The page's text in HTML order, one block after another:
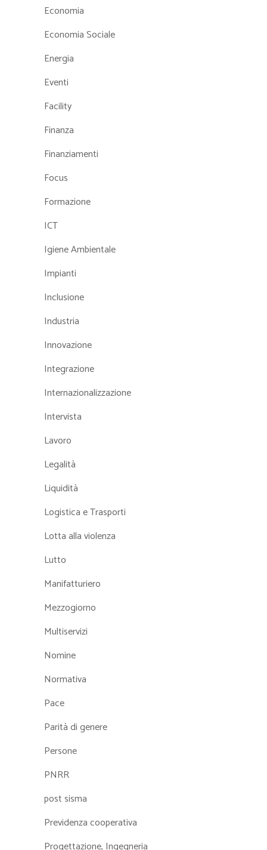
Economia
Economia Sociale
Energia
Eventi
Facility
Finanza
Finanziamenti
Focus
Formazione
ICT
Igiene Ambientale
Impianti
Inclusione
Industria
Innovazione
Integrazione
Internazionalizzazione
Intervista
Lavoro
Legalità
Liquidità
Logistica e Trasporti
Lotta alla violenza
Lutto
Manifatturiero
Mezzogiorno
Multiservizi
Nomine
Normativa
Pace
Parità di genere
Persone
PNRR
post sisma
Previdenza cooperativa
Progettazione, Ingegneria